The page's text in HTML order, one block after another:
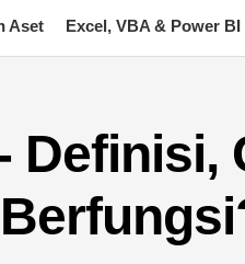
Aset Excel, VBA & Power BI
Definisi,